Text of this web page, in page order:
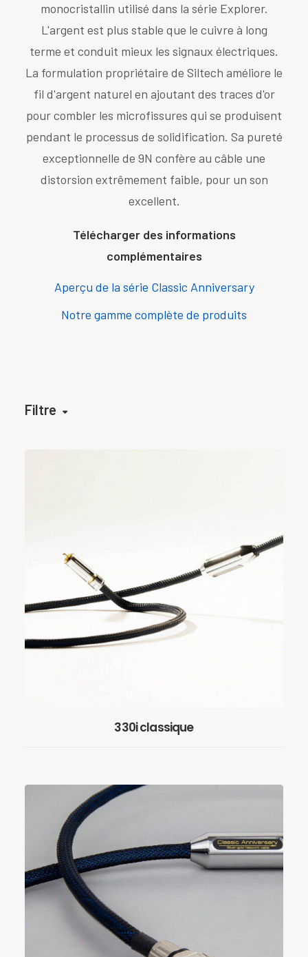
monocristallin utilisé dans la série Explorer.
L'argent est plus stable que le cuivre à long
terme et conduit mieux les signaux électriques.
La formulation propriétaire de Siltech améliore le
fil d'argent naturel en ajoutant des traces d'or
pour combler les microfissures qui se produisent
pendant le processus de solidification. Sa pureté
exceptionnelle de 9N confère au câble une
distorsion extrêmement faible, pour un son
excellent.
Télécharger des informations
complémentaires
Aperçu de la série Classic Anniversary
Notre gamme complète de produits
Filtre
EN SAVOIR PLUS
330i classique